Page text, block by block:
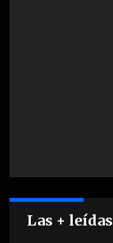
Las + leídas